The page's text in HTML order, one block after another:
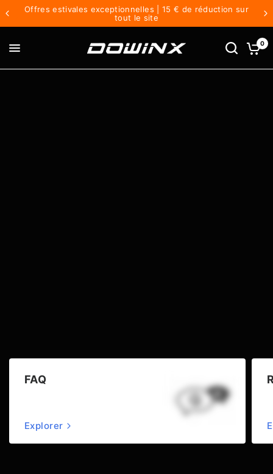
Offres estivales exceptionnelles | 15 € de réduction sur
tout le site
0
FAQ
Explorer